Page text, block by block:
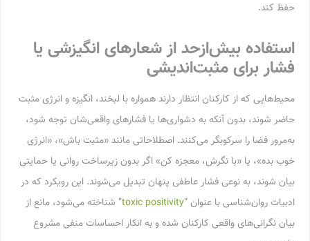
حفظ کند.
استفاده بیش‌ازحد از شعارهای انگیزشی یا
فشار برای مثبت‌اندیشی
محیط‌هایی که از کارکنان انتظار دارند همواره با لبخند، انگیزه و انرژی مثبت
حاضر شوند، بدون آنکه به دشواری‌ها یا فشارهای واقعی‌شان توجه شود،
به‌مرور فضا را سرکوبگر می‌کنند. اصطلاحاتی مانند «مثبت باش»، «انرژی
خوب بده»، یا «با نگرش، معجزه کن» اگر بدون زیرساخت روانی یا حمایتی
بیان شوند، به نوعی فشار عاطفی پنهان تبدیل می‌شوند. این رویکرد که در
ادبیات روان‌شناسی با عنوان “toxic positivity” شناخته می‌شود، مانع از
بیان نگرانی‌های واقعی کارکنان شده و به انکار احساسات منفی مشروع